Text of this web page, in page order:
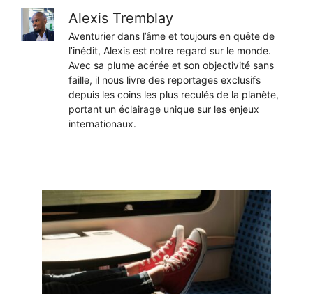
Alexis Tremblay
Aventurier dans l’âme et toujours en quête de
l’inédit, Alexis est notre regard sur le monde.
Avec sa plume acérée et son objectivité sans
faille, il nous livre des reportages exclusifs
depuis les coins les plus reculés de la planète,
portant un éclairage unique sur les enjeux
internationaux.